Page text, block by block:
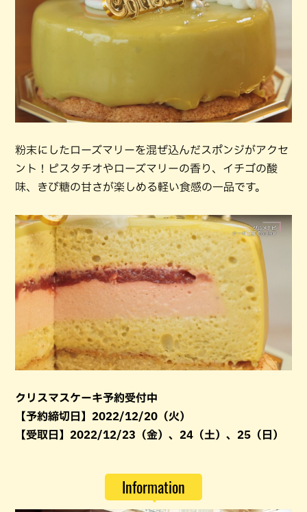
粉末にしたローズマリーを混ぜ込んだスポンジがアクセ
ント！ピスタチオやローズマリーの香り、イチゴの酸
味、きび糖の甘さが楽しめる軽い食感の一品です。
クリスマスケーキ予約受付中
【予約締切日】2022/12/20（火）
【受取日】2022/12/23（金）、24（土）、25（日）
Information